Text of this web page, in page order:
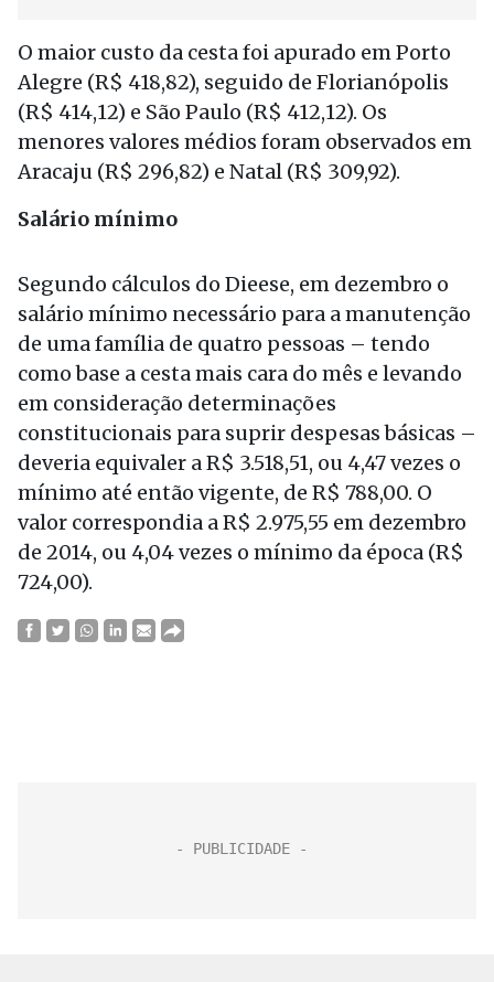
O maior custo da cesta foi apurado em Porto
Alegre (R$ 418,82), seguido de Florianópolis
(R$ 414,12) e São Paulo (R$ 412,12). Os
menores valores médios foram observados em
Aracaju (R$ 296,82) e Natal (R$ 309,92).
Salário mínimo
Segundo cálculos do Dieese, em dezembro o
salário mínimo necessário para a manutenção
de uma família de quatro pessoas – tendo
como base a cesta mais cara do mês e levando
em consideração determinações
constitucionais para suprir despesas básicas –
deveria equivaler a R$ 3.518,51, ou 4,47 vezes o
mínimo até então vigente, de R$ 788,00. O
valor correspondia a R$ 2.975,55 em dezembro
de 2014, ou 4,04 vezes o mínimo da época (R$
724,00).